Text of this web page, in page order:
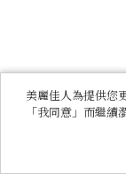
美麗佳人為提供您
「我同意」而繼